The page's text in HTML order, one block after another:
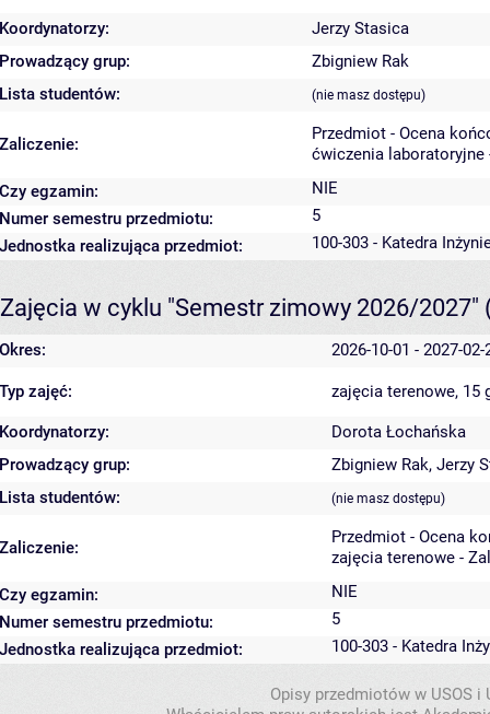
Koordynatorzy:
Jerzy Stasica
Prowadzący grup:
Zbigniew Rak
Lista studentów:
(nie masz dostępu)
Zaliczenie:
Przedmiot - Ocena
ćwiczenia laboratoryjne
Czy egzamin:
NIE
Numer semestru przedmiotu:
5
Jednostka realizująca przedmiot:
100-303 - Katedra
Zajęcia w cyklu "Semestr zimowy 2026/2027"
Okres: 2026-10-01 - 2027-02-
Typ zajęć: zajęcia terenowe, 15
Koordynatorzy:
Dorota Łochańska
Prowadzący grup:
Zbigniew Rak, Jerzy
Lista studentów:
(nie masz dostępu)
Zaliczenie:
Przedmiot - Ocena
zajęcia terenowe -
Czy egzamin:
NIE
Numer semestru przedmiotu:
5
Jednostka realizująca przedmiot:
100-303 - Katedra
Opisy przedmiotów w USOS